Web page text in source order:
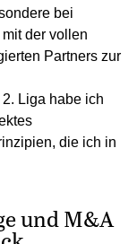
bei
der vollen
Partners zur
Liga habe ich
die ich in
und M&A